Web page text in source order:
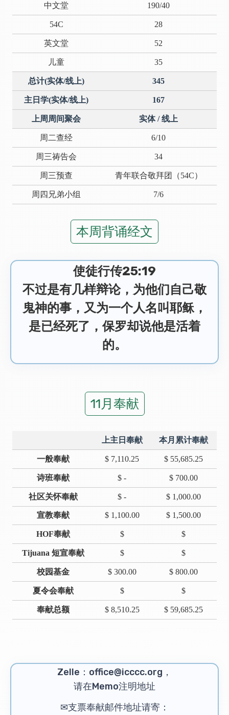
中文堂 190/40
54C 28
英文堂 52
儿童 35
总计(实体/线上) 345
主日学(实体/线上) 167
上周周间聚会 实体 / 线上
周二查经 6/10
周三祷告会 34
周三预查 青年联合敬拜团（54C）
周四兄弟小组 7/6
本周背诵经文
使徒行传25:19
不过是有几样辩论，为他们自己敬
鬼神的事，又为一个人名叫耶稣，
是已经死了，保罗却说他是活着
的。
11月奉献
上主日奉献 本月累计奉献
一般奉献 $ 7,110.25 $ 55,685.25
诗班奉献 $ - $ 700.00
社区关怀奉献 $ - $ 1,000.00
宣教奉献 $ 1,100.00 $ 1,500.00
HOF奉献 $ $
Tijuana 短宣奉献 $ $
校园基金 $ 300.00 $ 800.00
夏令会奉献 $ $
奉献总额 $ 8,510.25 $ 59,685.25
Zelle：office@icccc.org，
请在Memo注明地址
✉支票奉献邮件地址请寄：